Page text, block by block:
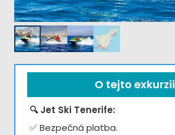
O tejto exkurzii
🔍 Jet Ski Tenerife:
✅ Bezpečná platba.